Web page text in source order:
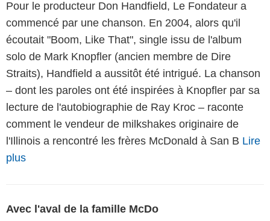
Pour le producteur Don Handfield, Le Fondateur a
commencé par une chanson. En 2004, alors qu'il
écoutait "Boom, Like That", single issu de l'album
solo de Mark Knopfler (ancien membre de Dire
Straits), Handfield a aussitôt été intrigué. La chanson
– dont les paroles ont été inspirées à Knopfler par sa
lecture de l'autobiographie de Ray Kroc – raconte
comment le vendeur de milkshakes originaire de
l'Illinois a rencontré les frères McDonald à San B Lire
plus
Avec l'aval de la famille McDo